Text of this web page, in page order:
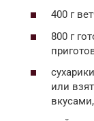
400 г
800 г
или